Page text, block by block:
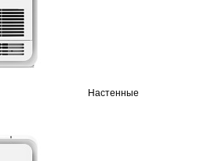
Настенные